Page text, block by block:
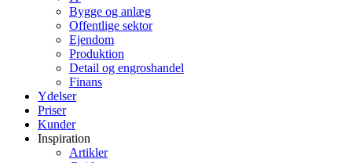
Bygge og anlæg
Offentlige sektor
Ejendom
Produktion
Detail og engroshandel
Finans
Ydelser
Priser
Kunder
Inspiration
Artikler